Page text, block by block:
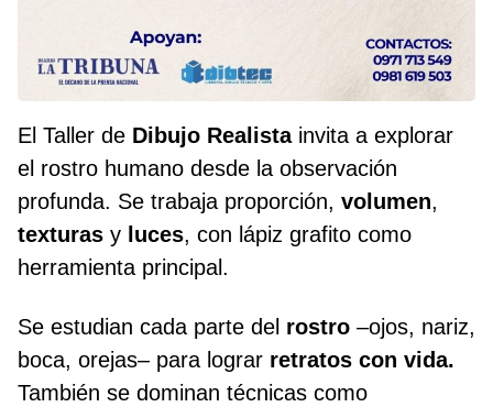
El Taller de Dibujo Realistainvita a explorar
el rostro humano desde la observación
profunda. Se trabaja proporción, volumen,
texturas y luces, con lápiz grafito como
herramienta principal.
Se estudian cada parte del rostro –ojos, nariz,
boca, orejas– para lograr retratos con vida.
También se dominan técnicas como